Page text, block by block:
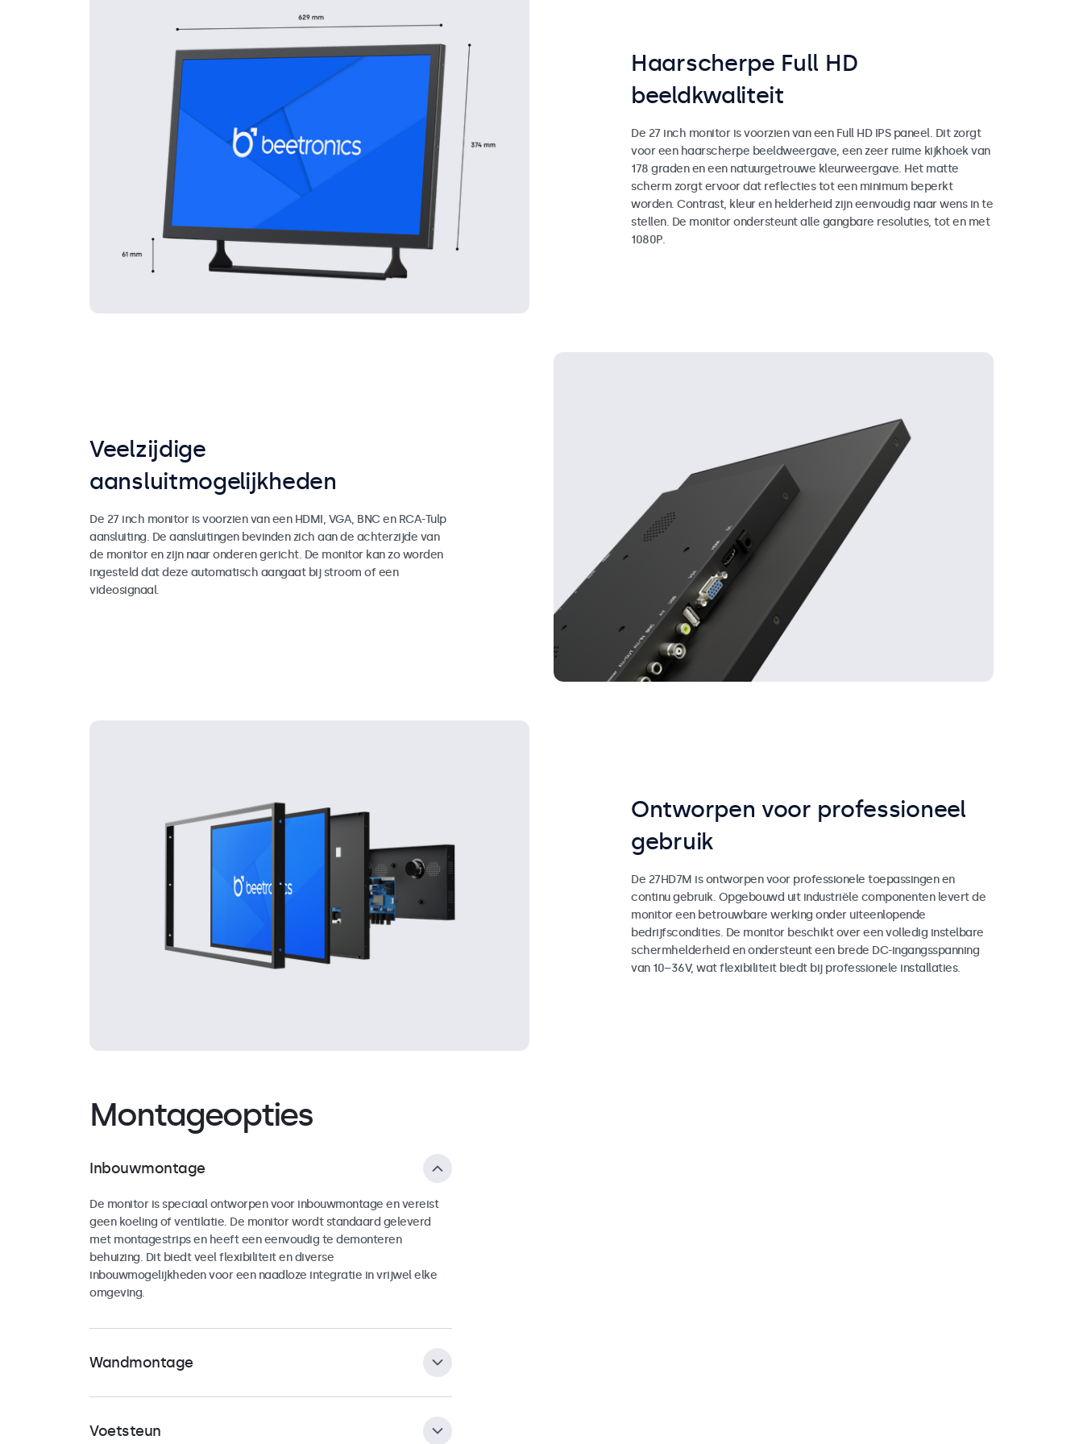
Haarscherpe Full HD
beeldkwaliteit
De 27 inch monitor is voorzien van een Full HD IPS paneel. Dit zorgt
voor een haarscherpe beeldweergave, een zeer ruime kijkhoek van
178 graden en een natuurgetrouwe kleurweergave. Het matte
scherm zorgt ervoor dat reflecties tot een minimum beperkt
worden. Contrast, kleur en helderheid zijn eenvoudig naar wens in te
stellen. De monitor ondersteunt alle gangbare resoluties, tot en met
1080P.
Veelzijdige
aansluitmogelijkheden
De 27 inch monitor is voorzien van een HDMI, VGA, BNC en RCA-Tulp
aansluiting. De aansluitingen bevinden zich aan de achterzijde van
de monitor en zijn naar onderen gericht. De monitor kan zo worden
ingesteld dat deze automatisch aangaat bij stroom of een
videosignaal.
Ontworpen voor professioneel
gebruik
De 27HD7M is ontworpen voor professionele toepassingen en
continu gebruik. Opgebouwd uit industriële componenten levert de
monitor een betrouwbare werking onder uiteenlopende
bedrijfscondities. De monitor beschikt over een volledig instelbare
schermhelderheid en ondersteunt een brede DC-ingangsspanning
van 10–36V, wat flexibiliteit biedt bij professionele installaties.
Montageopties
Inbouwmontage
De monitor is speciaal ontworpen voor inbouwmontage en vereist
geen koeling of ventilatie. De monitor wordt standaard geleverd
met montagestrips en heeft een eenvoudig te demonteren
behuizing. Dit biedt veel flexibiliteit en diverse
inbouwmogelijkheden voor een naadloze integratie in vrijwel elke
omgeving.
Wandmontage
De monitor is voorzien van een universele 100mm VESA-mount aan
de achterzijde van de behuizing. Hiermee kan de monitor in zowel
landscape als portrait oriëntatie worden bevestigd aan universele
Voetsteun